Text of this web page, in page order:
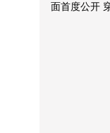
面首度公开